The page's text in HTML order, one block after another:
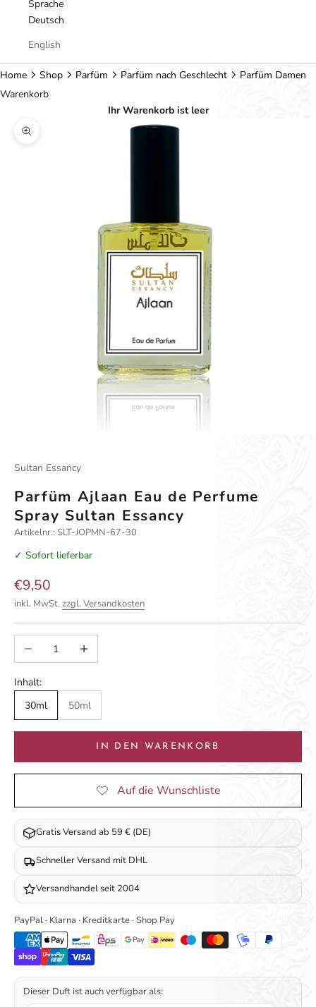
Sprache
Deutsch
English
Home Shop Parfüm Parfüm nach Geschlecht
Parfüm Damen
Warenkorb
Ihr Warenkorb ist leer
Bild vergrößern
Sultan Essancy
Parfüm Ajlaan Eau de Perfume
Spray Sultan Essancy
Artikelnr.: SLT-JOPMN-67-30
✓ Sofort lieferbar
Angebot
€9,50
inkl. MwSt. zzgl. Versandkosten
Anzahl verringernAnzahl erhöhen
Inhalt:
30ml
50ml
IN DEN WARENKORB
Gratis Versand ab 59 € (DE)
Schneller Versand mit DHL
Versandhandel seit 2004
PayPal · Klarna · Kreditkarte · Shop Pay
Dieser Duft ist auch verfügbar als: